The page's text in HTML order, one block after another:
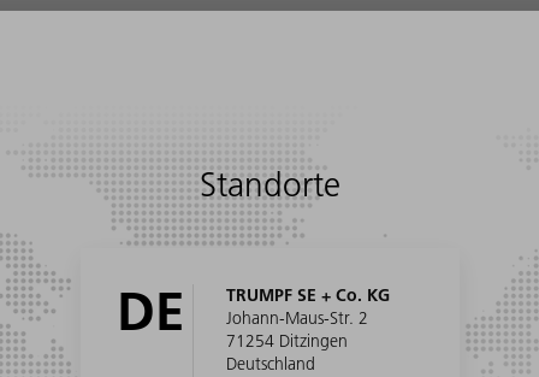
Standorte
DE
TRUMPF SE + Co. KG
Johann-Maus-Str. 2
71254 Ditzingen
Deutschland